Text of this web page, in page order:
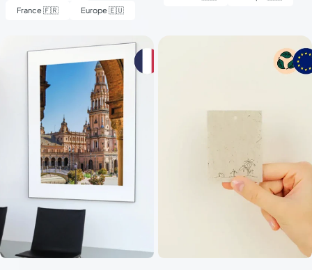
France 🇫🇷 Europe 🇪🇺